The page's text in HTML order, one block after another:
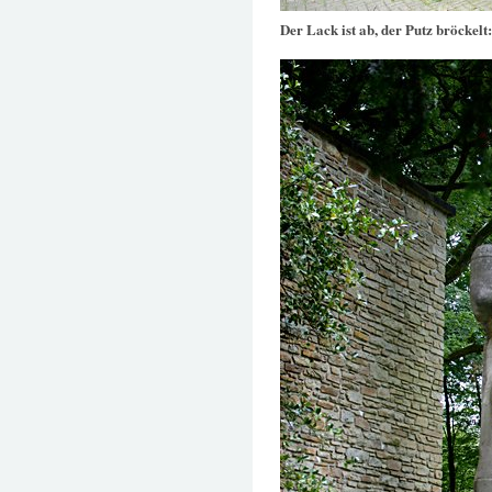
Der Lack ist ab, der Putz